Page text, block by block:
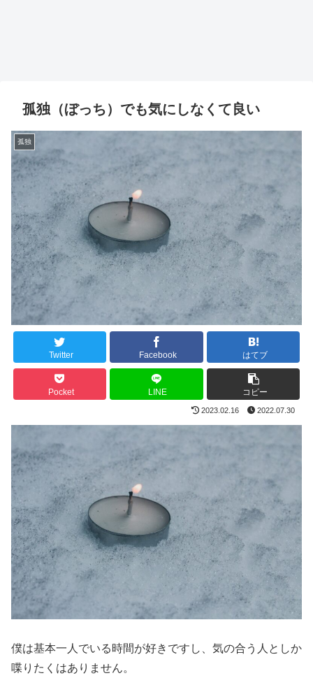
孤独（ぼっち）でも気にしなくて良い
孤独
Twitter Facebook はてブ
Pocket LINE コピー
2023.02.16 2022.07.30
僕は基本一人でいる時間が好きですし、気の合う人としか
喋りたくはありません。